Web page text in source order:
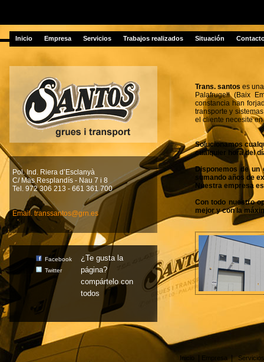
Inicio Empresa Servicios Trabajos realizados Situación
Pol. Ind. Riera d’Esclanyà
C/ Mas Resplandí­s - Nau 7 i 8
Tel. 972 306 213 - 661 361 700
Email. transsantos@grn.es
Facebook
Twitter
¿Te gusta la
página?
compártelo con
todos
Trans. santos es
Palafrugell (Baix
constancia han
transporte y
el cliente necesite
Solucionamos
cualquier hora del
Disponemos de un
sumando años de
Nuestra empresa
Con todo nuestro
mejor y con la
Inicio Empresa |Servicios